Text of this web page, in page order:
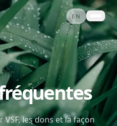
EN
les dons et la façon